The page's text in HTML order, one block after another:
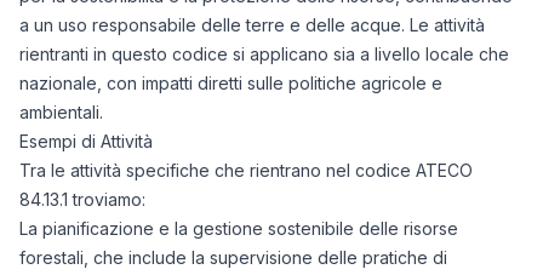
a un uso responsabile delle terre e delle acque. Le attività
rientranti in questo codice si applicano sia a livello locale che
nazionale, con impatti diretti sulle politiche agricole e
ambientali.
Esempi di Attività
Tra le attività specifiche che rientrano nel codice ATECO
84.13.1 troviamo:
La pianificazione e la gestione sostenibile delle risorse
forestali, che include la supervisione delle pratiche di